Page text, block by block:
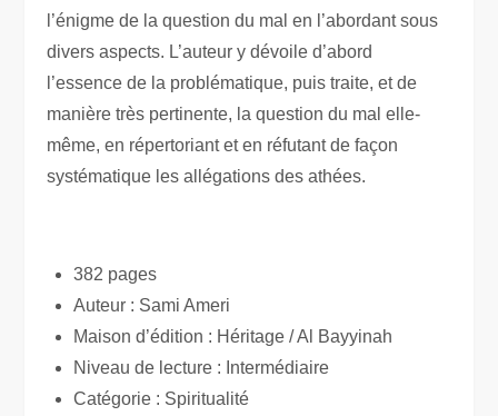
l’énigme de la question du mal en l’abordant sous
divers aspects. L’auteur y dévoile d’abord
l’essence de la problématique, puis traite, et de
manière très pertinente, la question du mal elle-
même, en répertoriant et en réfutant de façon
systématique les allégations des athées.
382 pages
Auteur : Sami Ameri
Maison d’édition : Héritage / Al Bayyinah
Niveau de lecture : Intermédiaire
Catégorie : Spiritualité